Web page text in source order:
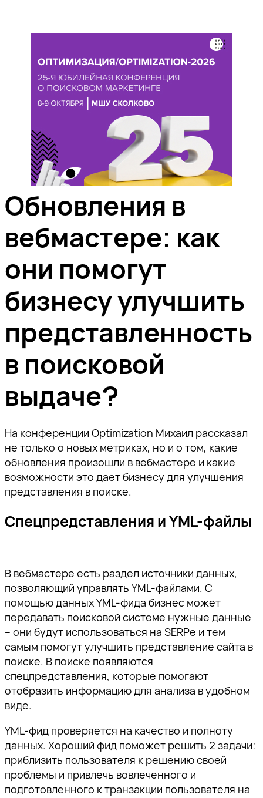
Обновления в
вебмастере: как
они помогут
бизнесу улучшить
представленность
в поисковой
выдаче?
На конференции Optimization Михаил рассказал
не только о новых метриках, но и о том, какие
обновления произошли в вебмастере и какие
возможности это дает бизнесу для улучшения
представления в поиске.
Спецпредставления и YML-файлы
В вебмастере есть раздел источники данных,
позволяющий управлять YML-файлами. С
помощью данных YML-фида бизнес может
передавать поисковой системе нужные данные
– они будут использоваться на SERPe и тем
самым помогут улучшить представление сайта в
поиске. В поиске появляются
спецпредставления, которые помогают
отобразить информацию для анализа в удобном
виде.
YML-фид проверяется на качество и полноту
данных. Хороший фид поможет решить 2 задачи:
приблизить пользователя к решению своей
проблемы и привлечь вовлеченного и
подготовленного к транзакции пользователя на